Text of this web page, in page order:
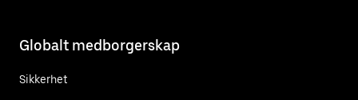
Globalt medborgerskap
Sikkerhet